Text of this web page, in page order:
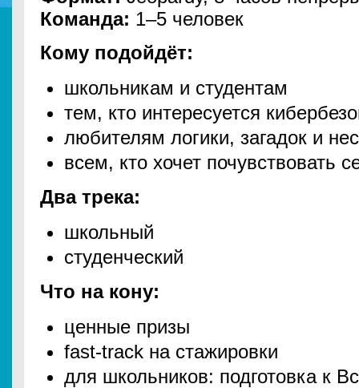
Команда: 1–5 человек
Кому подойдёт:
школьникам и студентам
тем, кто интересуется
любителям логики, загадок и
всем, кто хочет почувствовать
Два трека:
школьный
студенческий
Что на кону:
ценные призы
fast-track на стажировки
для школьников: подготовка к